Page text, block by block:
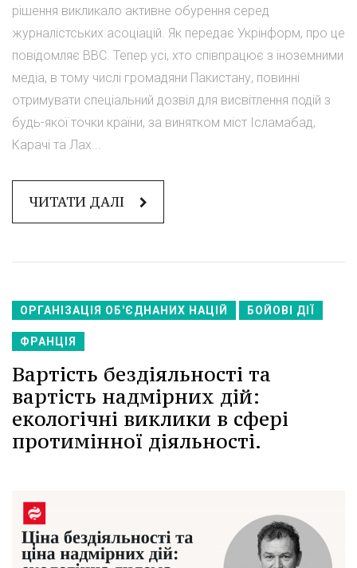
рішення викликало активне обурення серед
журналістських асоціацій. Як передає Укрінформ, про це
повідомляє BBC. Тепер усі, хто співпрацює з іноземними
медіа, в тому числі громадяни Пакистану, повинні
отримувати спеціальний дозвіл для висвітлення подій з
будь-якої точки країни, за винятком міст Ісламабад,
Карачі та Лах...
ЧИТАТИ ДАЛІ
ОРГАНІЗАЦІЯ ОБ'ЄДНАНИХ НАЦІЙ БОЙОВІ ДІЇ
ФРАНЦІЯ
Вартість бездіяльності та
вартість надмірних дій:
екологічні виклики в сфері
протимінної діяльності.